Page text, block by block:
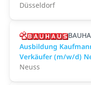
Düsseldorf
Ausbildung
Verkäufer (m/w/d)
Neuss